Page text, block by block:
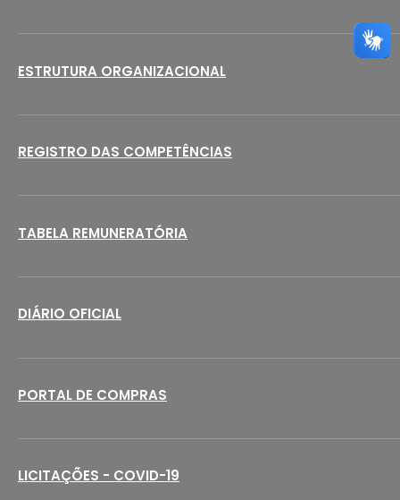
ESTRUTURA ORGANIZACIONAL
REGISTRO DAS COMPETÊNCIAS
TABELA REMUNERATÓRIA
DIÁRIO OFICIAL
PORTAL DE COMPRAS
LICITAÇÕES - COVID-19